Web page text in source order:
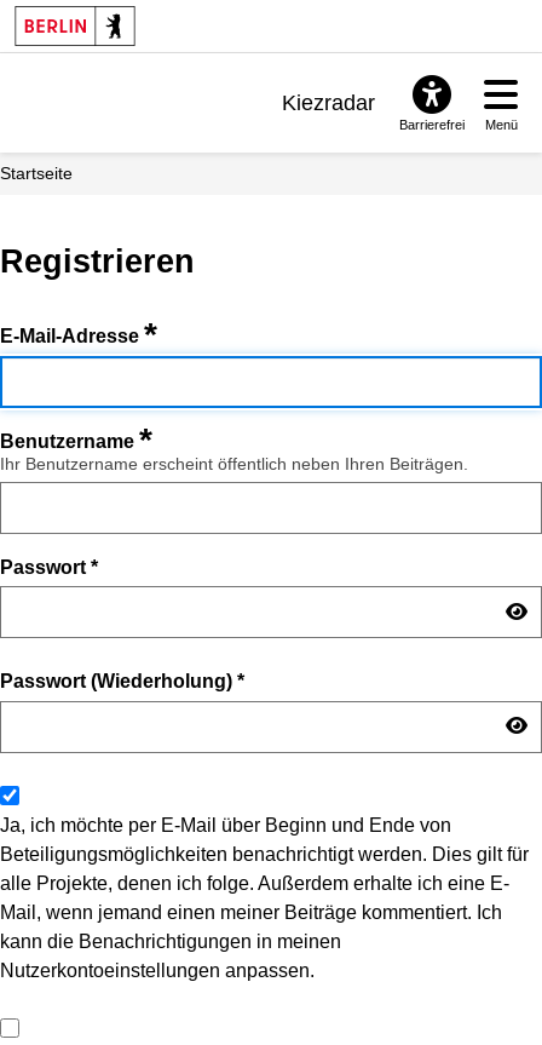
Kiezradar
Barrierefrei Menü
Startseite
Registrieren
E-Mail-Adresse *
Benutzername *
Ihr Benutzername erscheint öffentlich neben Ihren Beiträgen.
Passwort *
Passwort (Wiederholung) *
Ja, ich möchte per E-Mail über Beginn und Ende von
Beteiligungsmöglichkeiten benachrichtigt werden. Dies gilt für
alle Projekte, denen ich folge. Außerdem erhalte ich eine E-
Mail, wenn jemand einen meiner Beiträge kommentiert. Ich
kann die Benachrichtigungen in meinen
Nutzerkontoeinstellungen anpassen.